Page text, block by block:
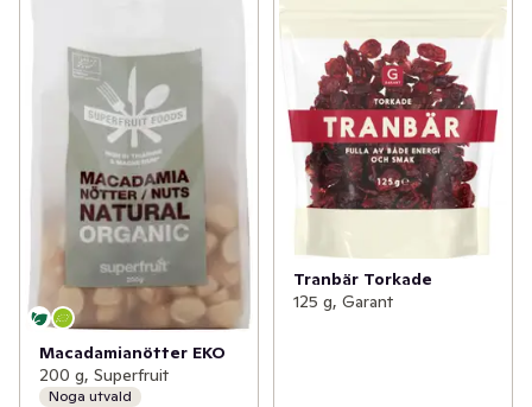
Macadamianötter EKO
200 g, Superfruit
Noga utvald
Tranbär Torkade
125 g, Garant